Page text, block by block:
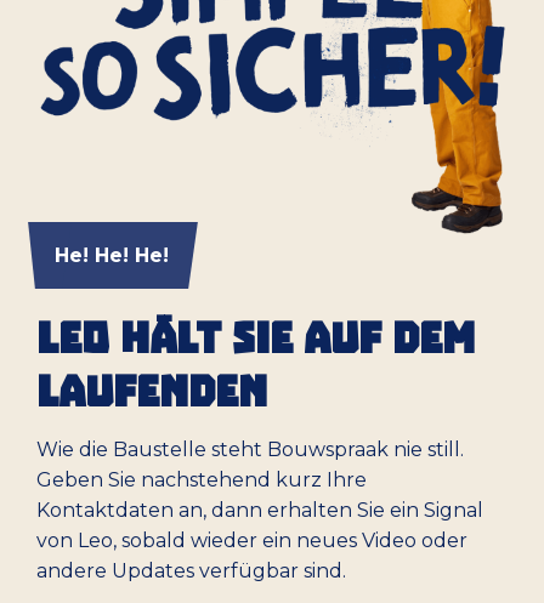
He! He! He!
LEO HÄLT SIE AUF DEM
LAUFENDEN
Wie die Baustelle steht Bouwspraak nie still.
Geben Sie nachstehend kurz Ihre
Kontaktdaten an, dann erhalten Sie ein Signal
von Leo, sobald wieder ein neues Video oder
andere Updates verfügbar sind.